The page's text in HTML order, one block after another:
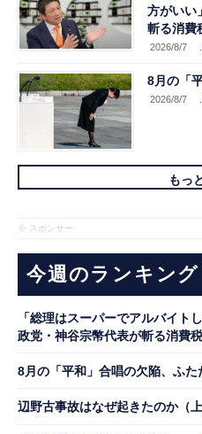
方がい
斬る消費
2026/8/7
8月の「
2026/8/7
もっ
※ スポンサー
今週のランキング
「総理はスーパーでアルバイ
政党・神谷宗幣代表が斬る消費
8月の「平和」合唱の欠陥、ふた
辺野古事故はなぜ起きたのか（上